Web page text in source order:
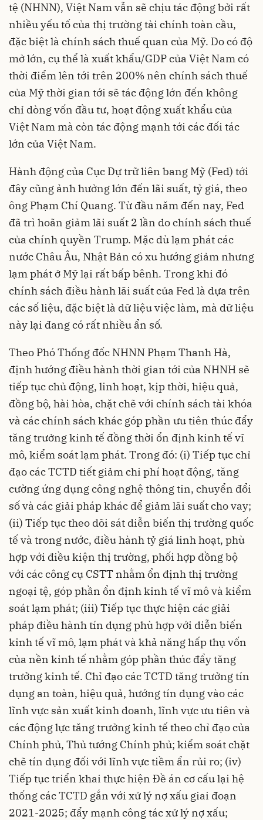
tệ (NHNN), Việt Nam vẫn sẽ chịu tác động bởi rất
nhiều yếu tố của thị trường tài chính toàn cầu,
đặc biệt là chính sách thuế quan của Mỹ. Do có độ
mở lớn, cụ thể là xuất khẩu/GDP của Việt Nam có
thời điểm lên tới trên 200% nên chính sách thuế
của Mỹ thời gian tới sẽ tác động lớn đến không
chỉ dòng vốn đầu tư, hoạt động xuất khẩu của
Việt Nam mà còn tác động mạnh tới các đối tác
lớn của Việt Nam.
Hành động của Cục Dự trữ liên bang Mỹ (Fed) tới
đây cũng ảnh hưởng lớn đến lãi suất, tỷ giá, theo
ông Phạm Chí Quang. Từ đầu năm đến nay, Fed
đã trì hoãn giảm lãi suất 2 lần do chính sách thuế
của chính quyền Trump. Mặc dù lạm phát các
nước Châu Âu, Nhật Bản có xu hướng giảm nhưng
lạm phát ở Mỹ lại rất bấp bênh. Trong khi đó
chính sách điều hành lãi suất của Fed là dựa trên
các số liệu, đặc biệt là dữ liệu việc làm, mà dữ liệu
này lại đang có rất nhiều ẩn số.
Theo Phó Thống đốc NHNN Phạm Thanh Hà,
định hướng điều hành thời gian tới của NHNH sẽ
tiếp tục chủ động, linh hoạt, kịp thời, hiệu quả,
đồng bộ, hài hòa, chặt chẽ với chính sách tài khóa
và các chính sách khác góp phần ưu tiên thúc đẩy
tăng trưởng kinh tế đồng thời ổn định kinh tế vĩ
mô, kiểm soát lạm phát. Trong đó: (i) Tiếp tục chỉ
đạo các TCTD tiết giảm chi phí hoạt động, tăng
cường ứng dụng công nghệ thông tin, chuyển đổi
số và các giải pháp khác để giảm lãi suất cho vay;
(ii) Tiếp tục theo dõi sát diễn biến thị trường quốc
tế và trong nước, điều hành tỷ giá linh hoạt, phù
hợp với điều kiện thị trường, phối hợp đồng bộ
với các công cụ CSTT nhằm ổn định thị trường
ngoại tệ, góp phần ổn định kinh tế vĩ mô và kiểm
soát lạm phát; (iii) Tiếp tục thực hiện các giải
pháp điều hành tín dụng phù hợp với diễn biến
kinh tế vĩ mô, lạm phát và khả năng hấp thụ vốn
của nền kinh tế nhằm góp phần thúc đẩy tăng
trưởng kinh tế. Chỉ đạo các TCTD tăng trưởng tín
dụng an toàn, hiệu quả, hướng tín dụng vào các
lĩnh vực sản xuất kinh doanh, lĩnh vực ưu tiên và
các động lực tăng trưởng kinh tế theo chỉ đạo của
Chính phủ, Thủ tướng Chính phủ; kiểm soát chặt
chẽ tín dụng đối với lĩnh vực tiềm ẩn rủi ro; (iv)
Tiếp tục triển khai thực hiện Đề án cơ cấu lại hệ
thống các TCTD gắn với xử lý nợ xấu giai đoạn
2021-2025; đẩy mạnh công tác xử lý nợ xấu;